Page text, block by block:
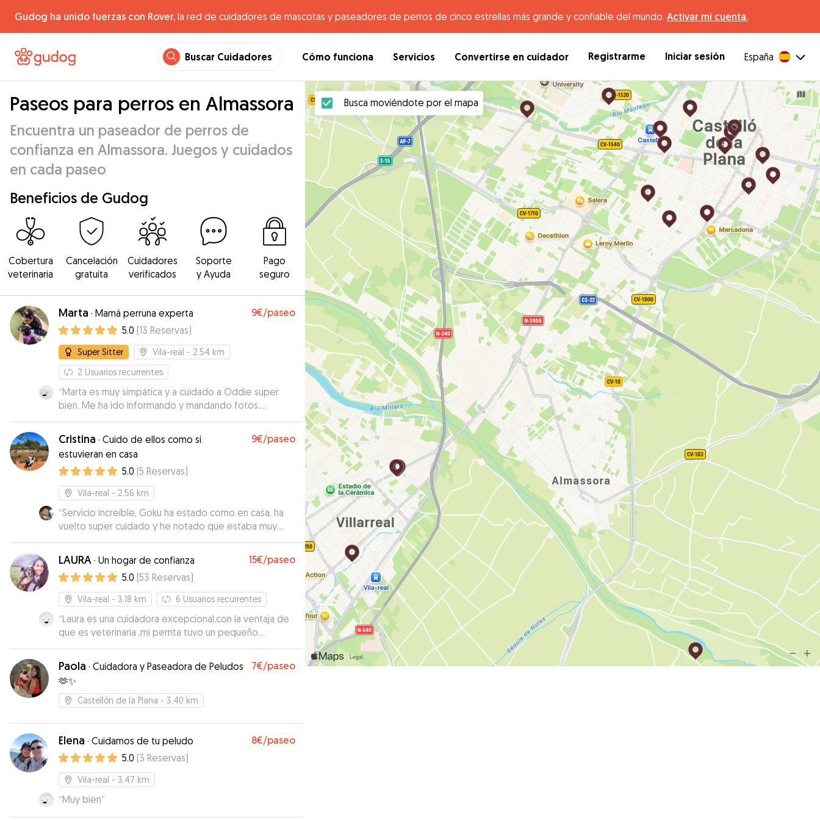
Gudog ha unido fuerzas con Rover, la red de cuidadores de mascotas y paseadores de perros de cinco estrellas más grande y confiable del mundo. Activar mi cuenta.
Buscar Cuidadores Cómo funciona Servicios Convertirse en cuidador Registrarme Iniciar sesión España
Paseos para perros en Almassora
Encuentra un paseador de perros de
confianza en Almassora. Juegos y cuidados
en cada paseo
Beneficios de Gudog
Cobertura
veterinaria
Cancelación
gratuita
Cuidadores
verificados
Soporte
y Ayuda
Pago
seguro
Marta · Mamá perruna experta 9€/paseo
5.0 (13 Reservas)
Super Sitter Vila-real - 2.54 km
2 Usuarios recurrentes
“Marta es muy simpática y a cuidado a Oddie super
bien. Me ha ido informando y mandando fotos.
Cuando lo vuelva a necesitar contaré con ella.”
Cristina · Cuido de ellos como si
estuvieran en casa
9€/paseo
5.0 (5 Reservas)
Vila-real - 2.56 km
“Servicio increíble, Goku ha estado como en casa, ha
vuelto super cuidado y he notado que estaba muy
feliz. Cristina ha sido super atenta, cariñosa con Goku y
siempre en contacto comentándonos cómo estaba
nuestro perrete. Gracias Cristina, pronto repetiremos!”
LAURA · Un hogar de confianza 15€/paseo
5.0 (53 Reservas)
Vila-real - 3.18 km 6 Usuarios recurrentes
“Laura es una cuidadora excepcional,con la ventaja de
que es veterinaria ,mi perrita tuvo un pequeño
problema y suerte de dejarla con ella,lo soluciono
enseguida, super contenta como persona y excelente
trato con los animales,sin duda volveremos a repetir”
Paola · Cuidadora y Paseadora de Peludos
🫶✨
7€/paseo
Castellón de la Plana - 3.40 km
Elena · Cuidamos de tu peludo 8€/paseo
5.0 (3 Reservas)
Vila-real - 3.47 km
“Muy bien”
Busca moviéndote por el mapa